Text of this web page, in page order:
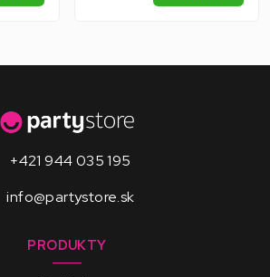
+421 944 035 195
info@partystore.sk
PRODUKTY